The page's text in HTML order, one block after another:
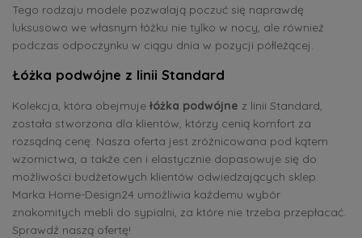
Tego rodzaju modele pozwalają poczuć się naprawdę
luksusowo we własnym łóżku nie tylko w nocy, ale również
podczas odpoczynku w ciągu dnia w pozycji półleżącej.
Łóżka podwójne z linii Standard
Kolekcja, która obejmuje łóżka podwójne z linii Standard,
została stworzona dla klientów, którzy cenią komfort za
rozsądną cenę. Nasza oferta jest zróżnicowana pod kątem
wzornictwa, a także cen i elastycznie dopasowuje się do
możliwości budżetowych klientów odwiedzających sklep.
Marka Home-Design24 umożliwia każdemu wybór
znakomitych mebli do sypialni, za które nie trzeba przepłacać.
Sprawdź naszą ofertę!